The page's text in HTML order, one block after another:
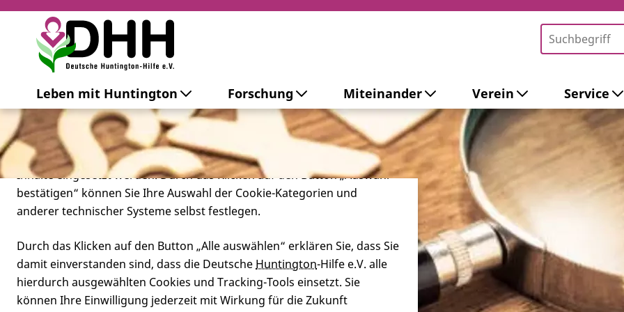
Leben mit Huntington Forschung Miteinander Verein Service
Cookie-Einstellungen
Diese Webseite setzt verschiedene Cookies und Tracking-Tools ein. Dies
beinhaltet Cookies und Tracking-Tools, die für den Betrieb der Webseite
technisch notwendig sind, die zu statistischen Zwecken sowie zur
besseren Bedienbarkeit der Webseite und zur Anzeige personalisierter
Inhalte eingesetzt werden. Durch das Klicken auf den Button „Auswahl
bestätigen“ können Sie Ihre Auswahl der Cookie-Kategorien und
anderer technischer Systeme selbst festlegen.
Durch das Klicken auf den Button „Alle auswählen“ erklären Sie, dass Sie
damit einverstanden sind, dass die DeutscheHuntington-Hilfe e.V. alle
hierdurch ausgewählten Cookies und Tracking-Tools einsetzt. Sie
können Ihre Einwilligung jederzeit mit Wirkung für die Zukunft